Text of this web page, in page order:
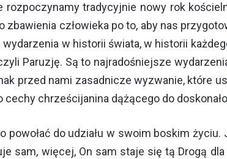
tradycyjnie nowy rok
zbawienia człowieka po to, aby nas
w historii świata, w historii
Paruzję. Są to najradośniejsze
przed nami zasadnicze wyzwanie, które
chrześcijanina dążącego do
powołać do udziału w swoim boskim
sam, więcej, On sam staje się tą Drogą